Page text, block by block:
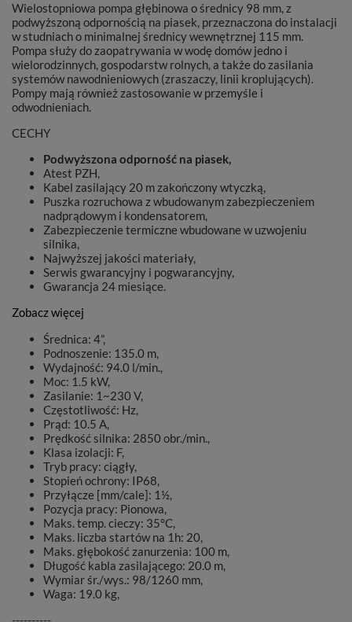
Wielostopniowa pompa głębinowa o średnicy 98 mm, z
podwyższoną odpornością na piasek, przeznaczona do instalacji
w studniach o minimalnej średnicy wewnętrznej 115 mm.
Pompa służy do zaopatrywania w wodę domów jedno i
wielorodzinnych, gospodarstw rolnych, a także do zasilania
systemów nawodnieniowych (zraszaczy, linii kroplujących).
Pompy mają również zastosowanie w przemyśle i
odwodnieniach.
CECHY
Podwyższona odporność na piasek,
Atest PZH,
Kabel zasilający 20 m zakończony wtyczką,
Puszka rozruchowa z wbudowanym zabezpieczeniem
nadprądowym i kondensatorem,
Zabezpieczenie termiczne wbudowane w uzwojeniu
silnika,
Najwyższej jakości materiały,
Serwis gwarancyjny i pogwarancyjny,
Gwarancja 24 miesiące.
Zobacz więcej
Średnica: 4”,
Podnoszenie: 135.0 m,
Wydajność: 94.0 l/min.,
Moc: 1.5 kW,
Zasilanie: 1~230 V,
Częstotliwość: Hz,
Prąd: 10.5 A,
Prędkość silnika: 2850 obr./min.,
Klasa izolacji: F,
Tryb pracy: ciągły,
Stopień ochrony: IP68,
Przyłącze [mm/cale]: 1½,
Pozycja pracy: Pionowa,
Maks. temp. cieczy: 35°C,
Maks. liczba startów na 1h: 20,
Maks. głębokość zanurzenia: 100 m,
Długość kabla zasilającego: 20.0 m,
Wymiar śr./wys.: 98/1260 mm,
Waga: 19.0 kg,